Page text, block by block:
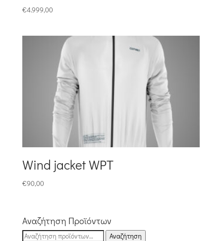
€4.999,00
Wind jacket WPT
€90,00
Αναζήτηση Προϊόντων
Αναζήτηση
Αναζήτηση